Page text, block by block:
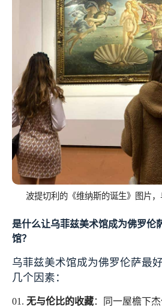
波提切利的《维纳斯的诞生》图片
是什么让乌菲兹美术馆成为佛罗伦
馆？
乌菲兹美术馆成为佛罗伦萨最
几个因素：
01. 无与伦比的收藏：同一屋檐下